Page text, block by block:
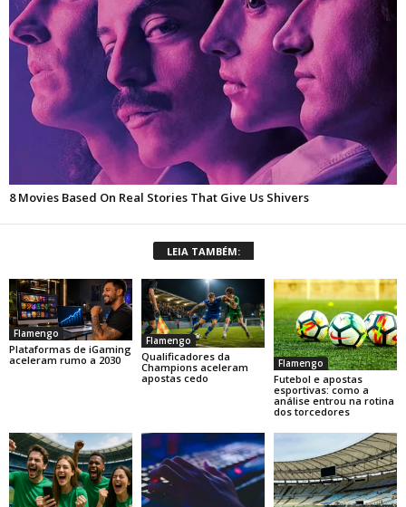
LEIA TAMBÉM:
Flamengo
Plataformas de iGaming
aceleram rumo a 2030
Flamengo
Qualificadores da
Champions aceleram
apostas cedo
Flamengo
Futebol e apostas
esportivas: como a
análise entrou na rotina
dos torcedores